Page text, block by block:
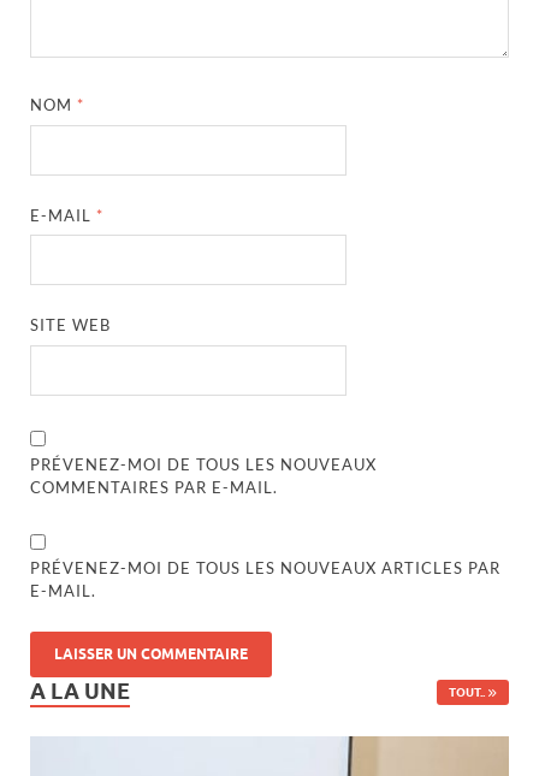
NOM *
E-MAIL *
SITE WEB
PRÉVENEZ-MOI DE TOUS LES NOUVEAUX
COMMENTAIRES PAR E-MAIL.
PRÉVENEZ-MOI DE TOUS LES NOUVEAUX ARTICLES PAR
E-MAIL.
A LA UNE TOUT..